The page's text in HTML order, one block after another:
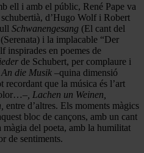
ell i amb el públic, René Pape va
d’Hugo Wolf i Robert
Schwanengesang (El cant del
i la implacable “Der
inspirades en poemes de
de Schubert, per complaure i
An die Musik –quina dimensió
recordant que la música és l’art
, Lachen un Weinen,
entre d’altres. Els moments màgics
bloc de cançons, amb un cant
del poeta, amb la humilitat
de sentiments.